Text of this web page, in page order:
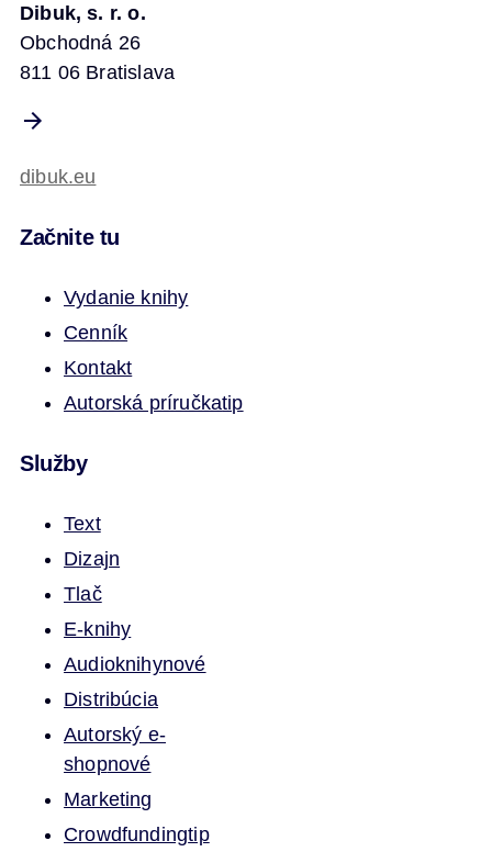
Dibuk, s. r. o.
Obchodná 26
811 06 Bratislava
dibuk.eu
Začnite tu
Vydanie knihy
Cenník
Kontakt
Autorská príručkatip
Služby
Text
Dizajn
Tlač
E-knihy
Audioknihynové
Distribúcia
Autorský e-
shopnové
Marketing
Crowdfundingtip